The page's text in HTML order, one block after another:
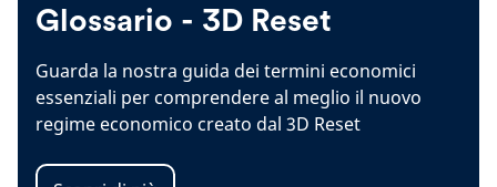
Glossario - 3D Reset
Guarda la nostra guida dei termini economici
essenziali per comprendere al meglio il nuovo
regime economico creato dal 3D Reset